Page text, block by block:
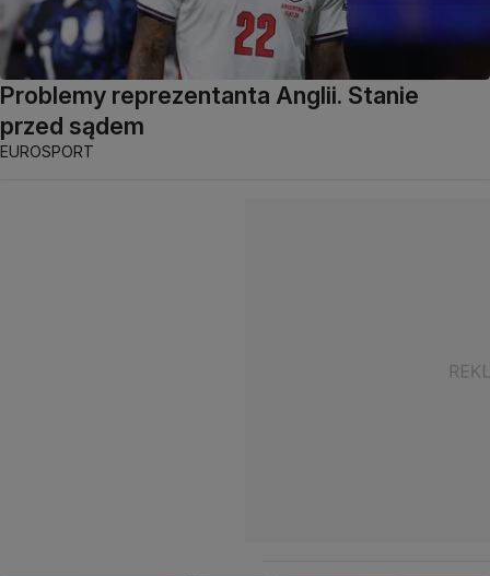
Problemy reprezentanta Anglii. Stanie
przed sądem
EUROSPORT